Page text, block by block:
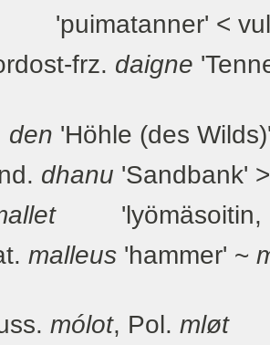
<
frz. daigne
den 'Höhle (des
dhanu 'Sandbank'
malleus 'hammer' ~
mólot, Pol. mløt